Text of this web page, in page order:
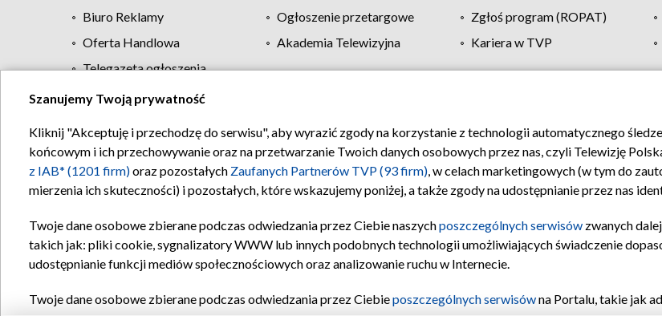
Biuro Reklamy
Ogłoszenie przetargowe Zgłoś program (ROPAT)
Oferta Handlowa
Akademia Telewizyjna Kariera w TVP
Telegazeta ogłoszenia
Regulamin TVP Polityka prywatności Moje zgody Pomoc
Szanujemy Twoją prywatność
Kliknij "Akceptuję i przechodzę do serwisu", aby wyrazić zgody na korzystanie z technologii automatycznego
końcowym i ich przechowywanie oraz na przetwarzanie Twoich danych osobowych przez nas, czyli Telewizję
z IAB* (1201 firm)oraz pozostałych Zaufanych Partnerów TVP (93 firm), w celach marketingowych (w tym do
mierzenia ich skuteczności) i pozostałych, które wskazujemy poniżej, a także zgody na udostępnianie przez nas
Twoje dane osobowe zbierane podczas odwiedzania przez Ciebie naszychposzczególnych serwisów zwanych
takich jak: pliki cookie, sygnalizatory WWW lub innych podobnych technologii umożliwiających świadczenie
udostępnianie funkcji mediów społecznościowych oraz analizowanie ruchu w Internecie.
Twoje dane osobowe zbierane podczas odwiedzania przez Ciebieposzczególnych serwisówna Portalu, takie jak